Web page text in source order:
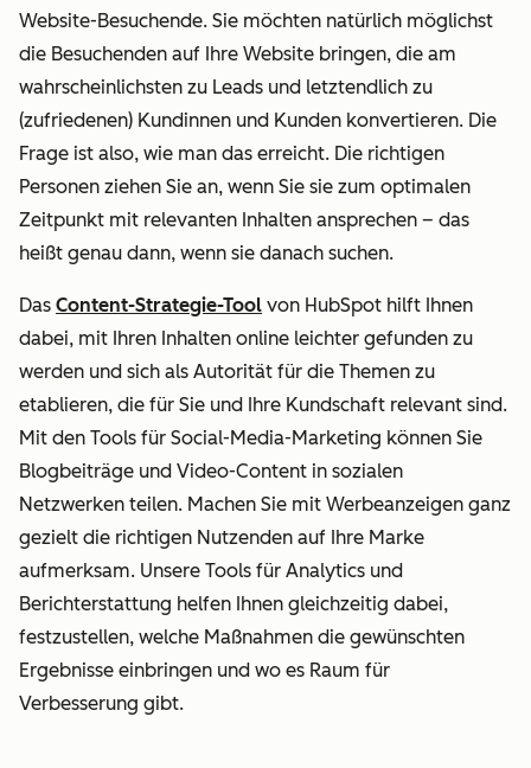
Website-Besuchende. Sie möchten natürlich möglichst
die Besuchenden auf Ihre Website bringen, die am
wahrscheinlichsten zu Leads und letztendlich zu
(zufriedenen) Kundinnen und Kunden konvertieren. Die
Frage ist also, wie man das erreicht. Die richtigen
Personen ziehen Sie an, wenn Sie sie zum optimalen
Zeitpunkt mit relevanten Inhalten ansprechen – das
heißt genau dann, wenn sie danach suchen.
Das Content-Strategie-Tool von HubSpot hilft Ihnen
dabei, mit Ihren Inhalten online leichter gefunden zu
werden und sich als Autorität für die Themen zu
etablieren, die für Sie und Ihre Kundschaft relevant sind.
Mit den Tools für Social-Media-Marketing können Sie
Blogbeiträge und Video-Content in sozialen
Netzwerken teilen. Machen Sie mit Werbeanzeigen ganz
gezielt die richtigen Nutzenden auf Ihre Marke
aufmerksam. Unsere Tools für Analytics und
Berichterstattung helfen Ihnen gleichzeitig dabei,
festzustellen, welche Maßnahmen die gewünschten
Ergebnisse einbringen und wo es Raum für
Verbesserung gibt.